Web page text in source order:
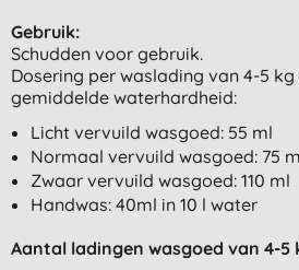
Gebruik:
Schudden voor gebruik.
Dosering per waslading van 4-5
gemiddelde waterhardheid:
Licht vervuild wasgoed: 55 ml
Normaal vervuild wasgoed: 75
Zwaar vervuild wasgoed: 110 ml
Handwas: 40ml in 10 l water
Aantal ladingen wasgoed van 4-5